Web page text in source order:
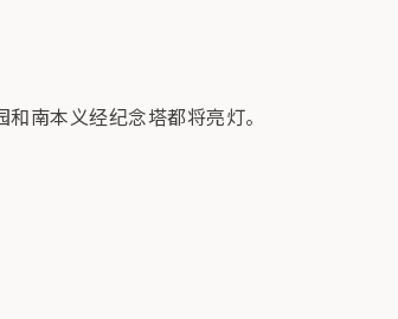
南本义经纪念塔都将亮灯。